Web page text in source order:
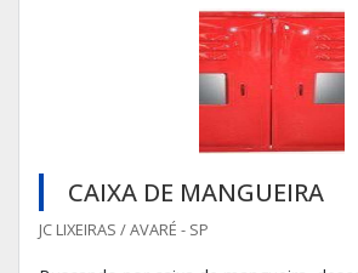
CAIXA DE MANGUEIRA
JC LIXEIRAS / AVARÉ - SP